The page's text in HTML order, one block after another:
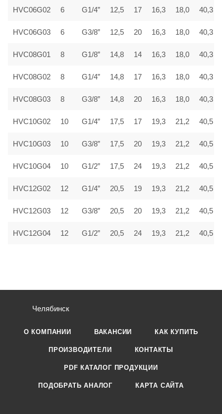
HVC06G02 6 G1/4” 12,5 17 16,3 18,0 40,3
HVC06G03 6 G3/8” 12,5 20 16,3 18,0 40,3
HVC08G01 8 G1/8” 14,8 14 16,3 18,0 40,3
HVC08G02 8 G1/4” 14,8 17 16,3 18,0 40,3
HVC08G03 8 G3/8” 14,8 20 16,3 18,0 40,3
HVC10G02 10 G1/4” 17,5 17 19,3 21,2 40,5
HVC10G03 10 G3/8” 17,5 20 19,3 21,2 40,5
HVC10G04 10 G1/2” 17,5 24 19,3 21,2 40,5
HVC12G02 12 G1/4” 20,5 19 19,3 21,2 40,5
HVC12G03 12 G3/8” 20,5 20 19,3 21,2 40,5
HVC12G04 12 G1/2” 20,5 24 19,3 21,2 40,5
Челябинск
О КОМПАНИИ ВАКАНСИИ КАК КУПИТЬ
ПРОИЗВОДИТЕЛИ КОНТАКТЫ
PDF КАТАЛОГ ПРОДУКЦИИ
ПОДОБРАТЬ АНАЛОГ КАРТА САЙТА